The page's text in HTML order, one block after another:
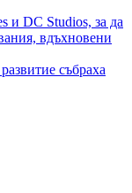
и DC Studios, за да
вдъхновени
събраха